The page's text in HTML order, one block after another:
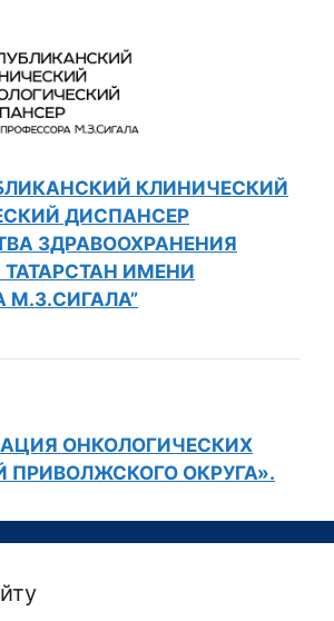
КЛИНИЧЕСКИЙ
ДИСПАНСЕР
ЗДРАВООХРАНЕНИЯ
ИМЕНИ
М.З.СИГАЛА”
ОНКОЛОГИЧЕСКИХ
ПРИВОЛЖСКОГО ОКРУГА».